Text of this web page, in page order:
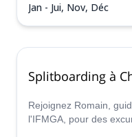
Jan - Jui, Nov, Déc
Splitboarding à
Rejoignez Romain,
l'IFMGA, pour des